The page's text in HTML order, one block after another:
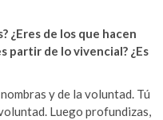
¿Eres de los que hacen
partir de lo vivencial? ¿Es
y de la voluntad. Tú
Luego profundizas,